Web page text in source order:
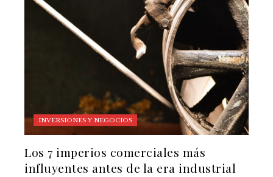
INVERSIONES Y NEGOCIOS
Los 7 imperios comerciales más
influyentes antes de la era industrial